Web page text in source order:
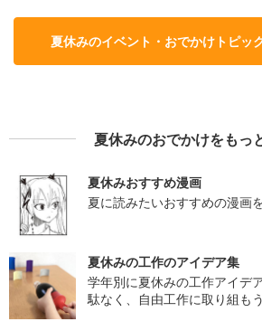
夏休みのイベント・おでかけトピッ
夏休みのおでかけをもっ
夏休みおすすめ漫画
夏に読みたいおすすめの漫画
夏休みの工作のアイデア集
学年別に夏休みの工作アイデ
駄なく、自由工作に取り組も